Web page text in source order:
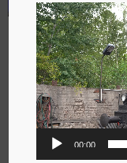
Lecteur
vidéo
00:00